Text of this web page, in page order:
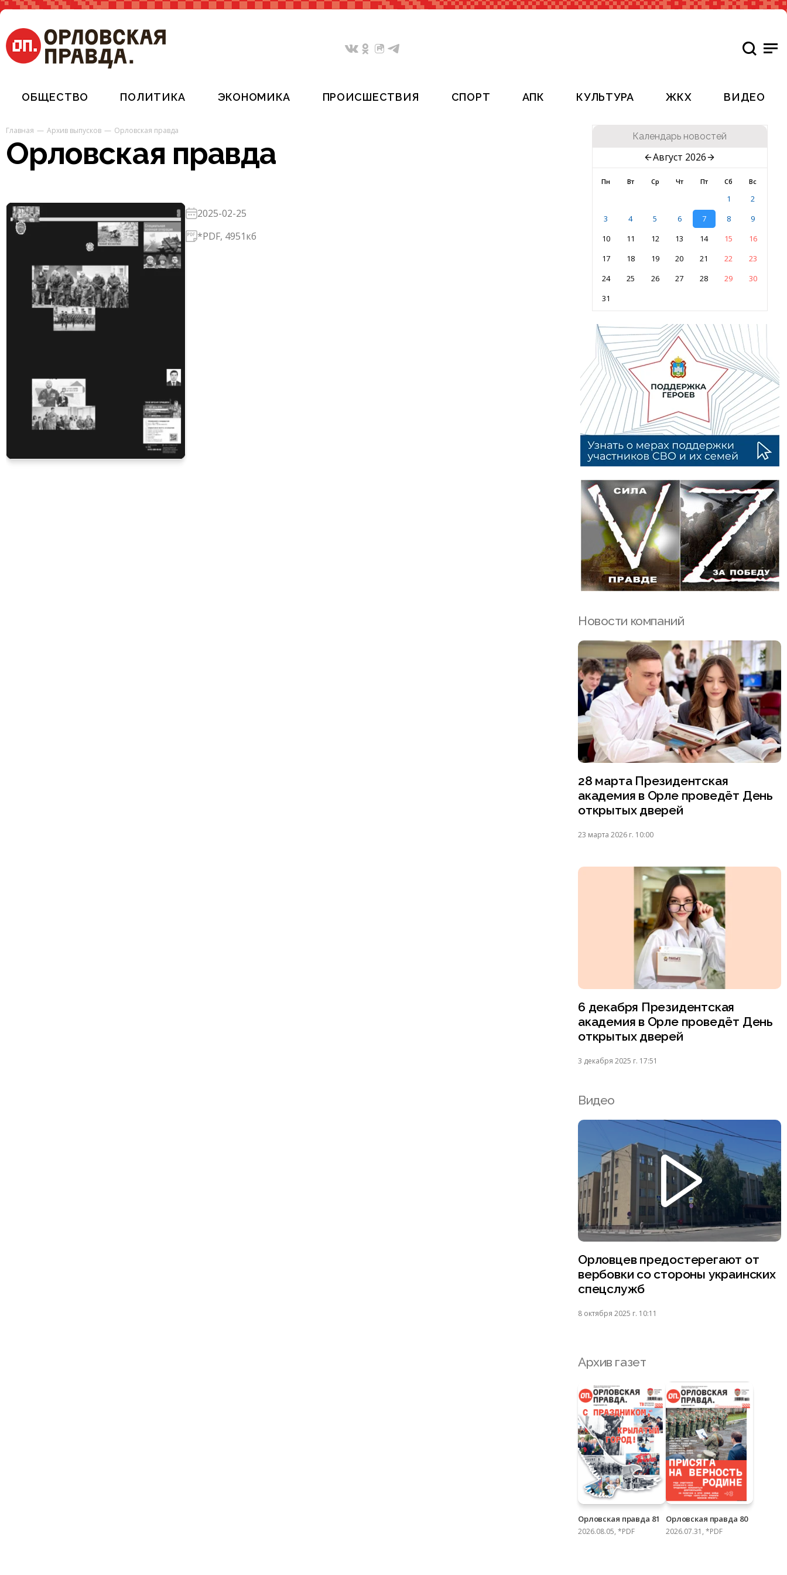
ОБЩЕСТВО ПОЛИТИКА ЭКОНОМИКА ПРОИСШЕСТВИЯ СПОРТ АПК КУЛЬТУРА ЖКХ ВИДЕО
Главная Архив выпусков Орловская правда
Орловская правда
2025-02-25
*PDF, 4951кб
Календарь новостей
Август 2026
Пн Вт Ср Чт Пт Сб Вс
1
2
3
4 5 6 7 8
9
10
11 12 13 14 15
16
17
18 19 20 21 22
23
24
25 26 27 28 29
30
31
Новости компаний
28 марта Президентская
академия в Орле проведёт День
открытых дверей
23 марта 2026 г. 10:00
6 декабря Президентская
академия в Орле проведёт День
открытых дверей
3 декабря 2025 г. 17:51
Видео
Орловцев предостерегают от
вербовки со стороны украинских
спецслужб
8 октября 2025 г. 10:11
Архив газет
Орловская правда 81
2026.08.05, *PDF
Орловская правда 80
2026.07.31, *PDF